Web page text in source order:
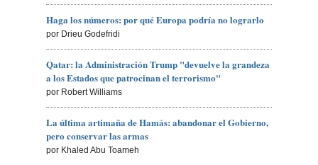
Haga los números: por qué Europa podría no lograrlo
por Drieu Godefridi
Qatar: la Administración Trump "devuelve la grandeza
a los Estados que patrocinan el terrorismo"
por Robert Williams
La última artimaña de Hamás: abandonar el Gobierno,
pero conservar las armas
por Khaled Abu Toameh